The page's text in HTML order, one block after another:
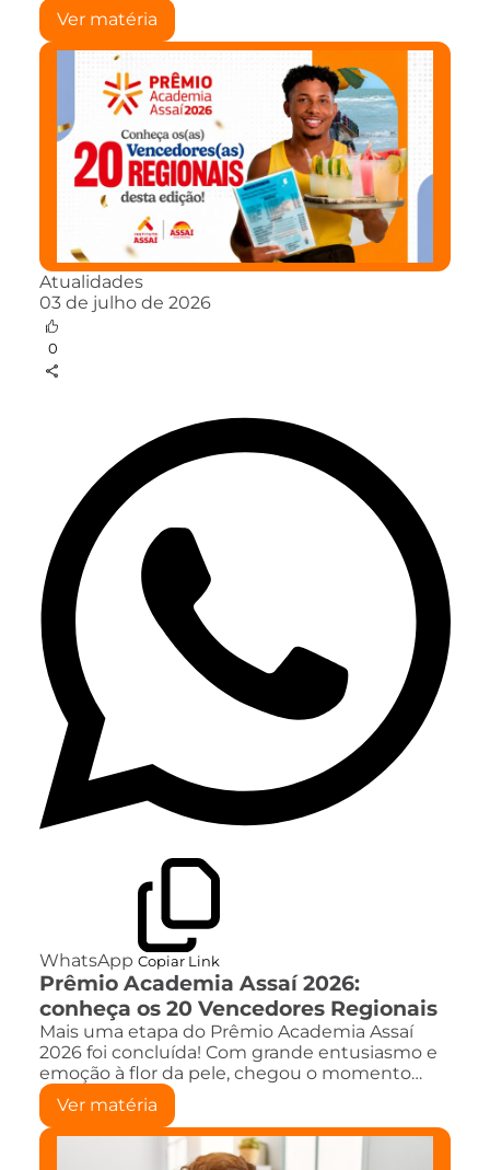
Ver matéria
Atualidades
03 de julho de 2026
0
WhatsApp Copiar Link
Prêmio Academia Assaí 2026:
conheça os 20 Vencedores Regionais
Mais uma etapa do Prêmio Academia Assaí
2026 foi concluída! Com grande entusiasmo e
emoção à flor da pele, chegou o momento…
Ver matéria